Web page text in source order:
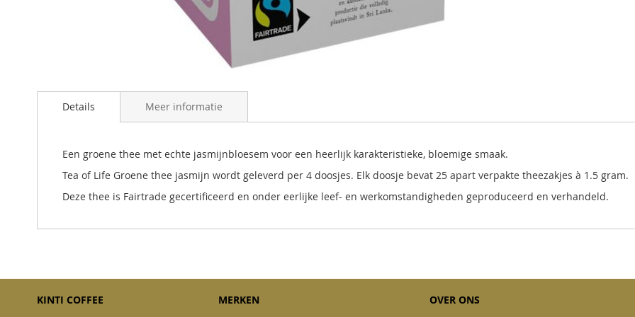
naar
afbeeldingen-
gallerij
Details
Een groene thee met echte jasmijnbloesem voor een heerlijk karakteristieke, bloemige smaak.
Tea of Life Groene thee jasmijn wordt geleverd per 4 doosjes. Elk doosje bevat 25 apart verpakte theezakjes à 1.5 gram.
Deze thee is Fairtrade gecertificeerd en onder eerlijke leef- en werkomstandigheden geproduceerd en verhandeld.
Meer informatie
KINTI COFFEE
MERKEN
OVER ONS